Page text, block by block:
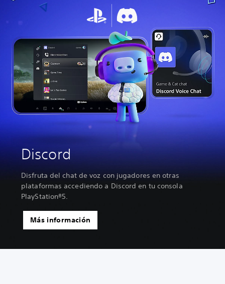
Discord
Disfruta del chat de voz con jugadores en otras
plataformas accediendo a Discord en tu consola
PlayStation®5.
Más información